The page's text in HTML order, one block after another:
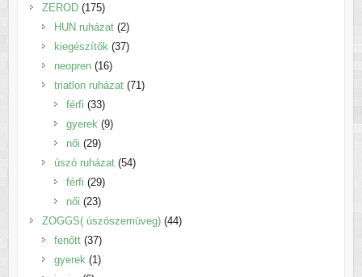
termék
ZEROD 175175
termék
HUN ruházat 22
termék
kiegészítők 3737
neopren 1616
termék
triatlon ruházat 7171
férfi 3333
termék
gyerek 99
női 2929
termék
úszó ruházat 5454
férfi 2929
termék
női 2323
termék
ZOGGS( úszószemüveg) 4444
fenőtt 3737
termék
gyerek 11